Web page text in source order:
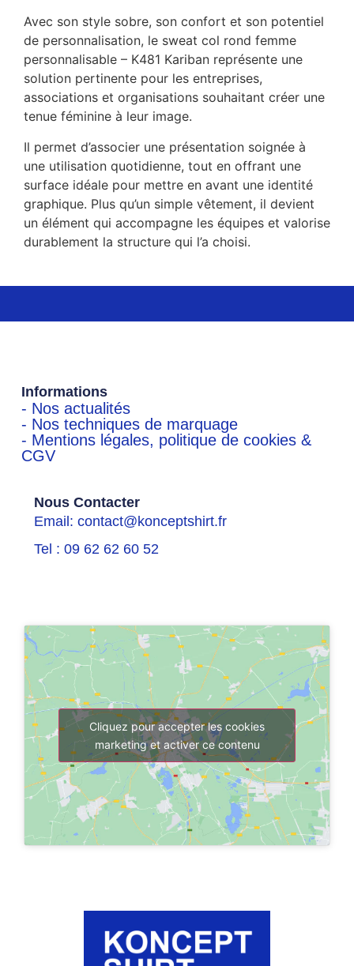
Avec son style sobre, son confort et son potentiel
de personnalisation, le sweat col rond femme
personnalisable – K481 Kariban représente une
solution pertinente pour les entreprises,
associations et organisations souhaitant créer une
tenue féminine à leur image.
Il permet d’associer une présentation soignée à
une utilisation quotidienne, tout en offrant une
surface idéale pour mettre en avant une identité
graphique. Plus qu’un simple vêtement, il devient
un élément qui accompagne les équipes et valorise
durablement la structure qui l’a choisi.
Informations
- Nos actualités
- Nos techniques de marquage
- Mentions légales, politique de cookies &
CGV
Nous Contacter
Email: contact@konceptshirt.fr
Tel : 09 62 62 60 52
Cliquez pour accepter les cookies
marketing et activer ce contenu